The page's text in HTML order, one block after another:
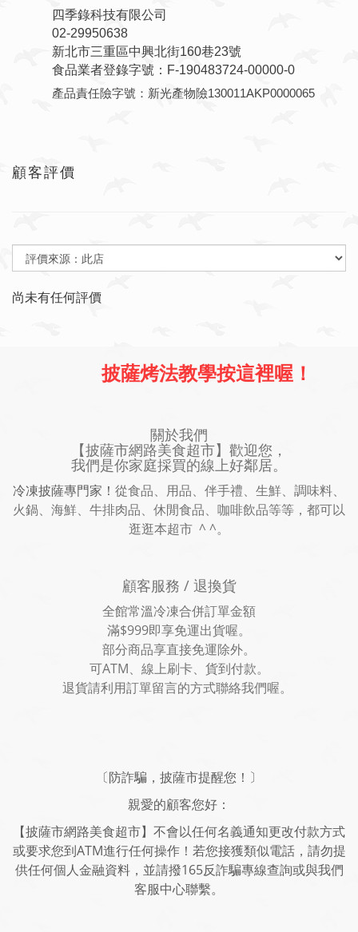
四季錄科技有限公司
02-29950638
新北市三重區中興北街160巷23號
食品業者登錄字號：F-190483724-00000-0
產品責任險字號：新光產物險130011AKP0000065
顧客評價
尚未有任何評價
披薩烤法教學按這裡喔！
關於我們
【披薩市網路美食超市】歡迎您，
我們是你家庭採買的線上好鄰居。
冷凍披薩專門家！ 從食品、用品、伴手禮、生鮮、調味料、
火鍋、海鮮、牛排肉品、休閒食品、咖啡飲品等等，都可以
逛逛本超市 ^ ^。
顧客服務 / 退換貨
全館常溫冷凍合併訂單金額
滿$999即享免運出貨喔。
部分商品享直接免運除外。
可ATM、線上刷卡、貨到付款。
退貨請利用訂單留言的方式聯絡我們喔。
〔防詐騙，披薩市提醒您！〕
親愛的顧客您好：
【披薩市網路美食超市】不會以任何名義通知更改付款方式
或要求您到ATM進行任何操作！若您接獲類似電話，請勿提
供任何個人金融資料，並請撥165反詐騙專線查詢或與我們
客服中心聯繫。